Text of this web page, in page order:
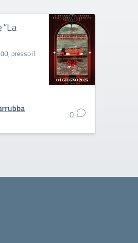
presso il
0